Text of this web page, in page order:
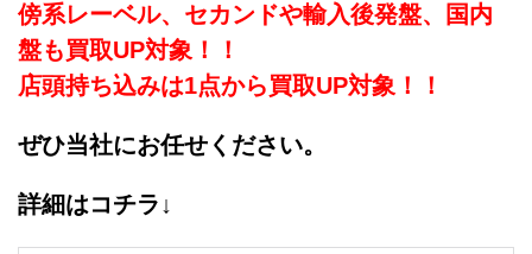
傍系レーベル、セカンドや輸入後発盤、国内
盤も買取UP対象！！
店頭持ち込みは1点から買取UP対象！！
ぜひ当社にお任せください。
詳細はコチラ↓